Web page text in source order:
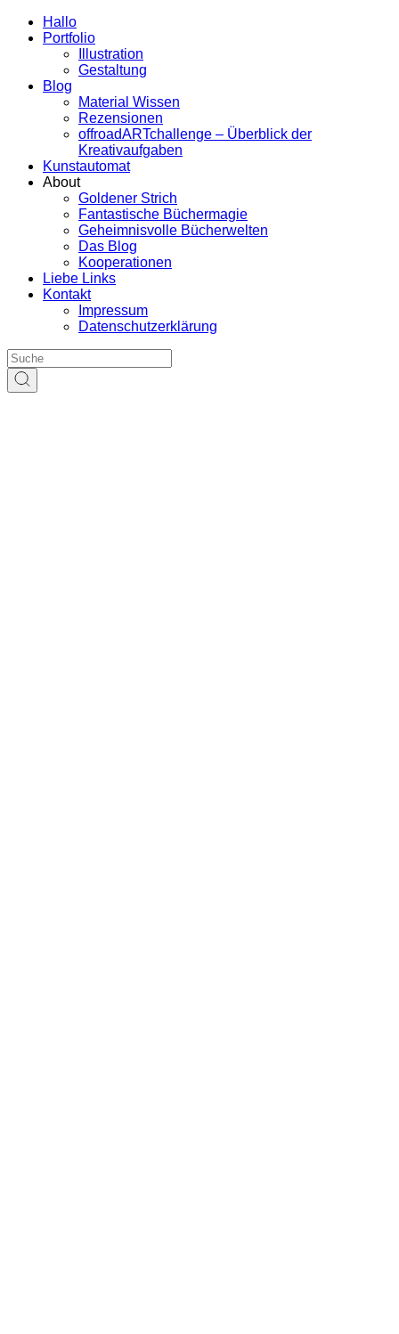
Hallo
Portfolio
Illustration
Gestaltung
Blog
Material Wissen
Rezensionen
offroadARTchallenge – Überblick der
Kreativaufgaben
Kunstautomat
About
Goldener Strich
Fantastische Büchermagie
Geheimnisvolle Bücherwelten
Das Blog
Kooperationen
Liebe Links
Kontakt
Impressum
Datenschutzerklärung